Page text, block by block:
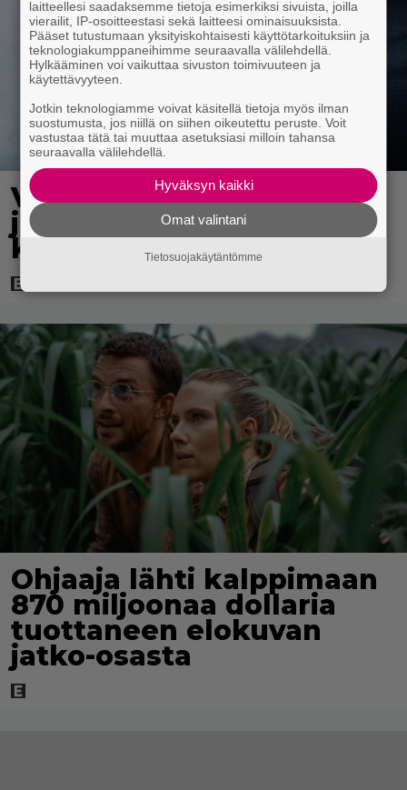
Vanhasta X-Files-leffasta
julkaistaan K18-versio –
katso traileri
Ohjaaja lähti kalppimaan
870 miljoonaa dollaria
tuottaneen elokuvan
jatko-osasta
laitteellesi saadaksemme tietoja esimerkiksi sivuista, joilla
vierailit, IP-osoitteestasi sekä laitteesi ominaisuuksista.
Pääset tutustumaan yksityiskohtaisesti käyttötarkoituksiin ja
teknologiakumppaneihimme seuraavalla välilehdellä.
Hylkääminen voi vaikuttaa sivuston toimivuuteen ja
käytettävyyteen.
Jotkin teknologiamme voivat käsitellä tietoja myös ilman
suostumusta, jos niillä on siihen oikeutettu peruste. Voit
vastustaa tätä tai muuttaa asetuksiasi milloin tahansa
seuraavalla välilehdellä.
Hyväksyn kaikki
Omat valintani
Tietosuojakäytäntömme